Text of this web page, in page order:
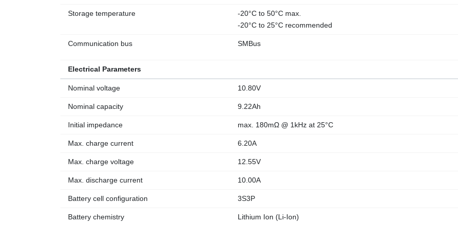
Storage temperature
-20°C to 50°C max.
-20°C to 25°C recommended
Communication bus SMBus
Electrical Parameters
Nominal voltage 10.80V
Nominal capacity 9.22Ah
Initial impedance max. 180mΩ @ 1kHz at 25°C
Max. charge current 6.20A
Max. charge voltage 12.55V
Max. discharge current 10.00A
Battery cell configuration 3S3P
Battery chemistry Lithium Ion (Li-Ion)